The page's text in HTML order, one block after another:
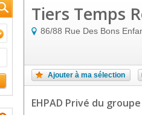
Tiers Temps
86/88 Rue Des Bons
Ajouter à ma sélection
EHPAD Privé du groupe